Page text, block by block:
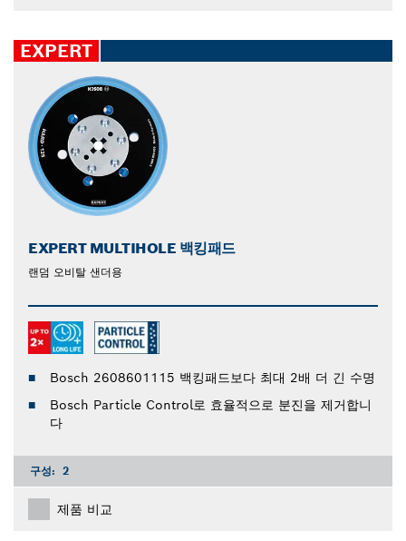
EXPERT
EXPERT MULTIHOLE 백킹패드
랜덤 오비탈 샌더용
Bosch 2608601115 백킹패드보다 최대 2배 더 긴 수명
Bosch Particle Control로 효율적으로 분진을 제거합니
다
구성: 2
제품 비교